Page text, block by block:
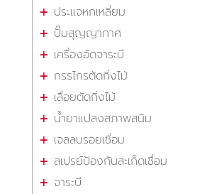
ประแจหกเหลี่ยม
ปั๊มสุญญากาศ
เครื่องอัดจาระบี
กรรไกรตัดกิ่งไม้
เลื่อยตัดกิ่งไม้
น้ำยาแปลงสภาพสนิม
เจลลบรอยเชื่อม
สเปรย์ป้องกันสะเก็ดเชื่อม
จาระบี